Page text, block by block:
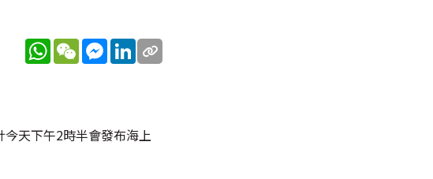
WhatsApp
WeChatMessenger
LinkedIn
天下午2時半會發布海上